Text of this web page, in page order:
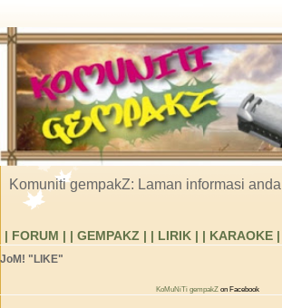
Komuniti gempakZ: Laman informasi anda
| FORUM | | GEMPAKZ | | LIRIK | | KARAOKE |
JoM! "LIKE"
KoMuNiTi gempakZ on Facebook